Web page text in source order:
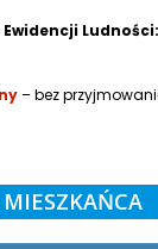
Ludności:
– bez